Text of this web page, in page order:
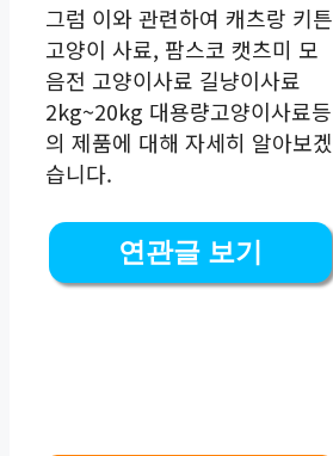
그럼 이와 관련하여 캐츠랑 키튼
고양이 사료, 팜스코 캣츠미 모
음전 고양이사료 길냥이사료
2kg~20kg 대용량고양이사료등
의 제품에 대해 자세히 알아보겠
습니다.
연관글 보기